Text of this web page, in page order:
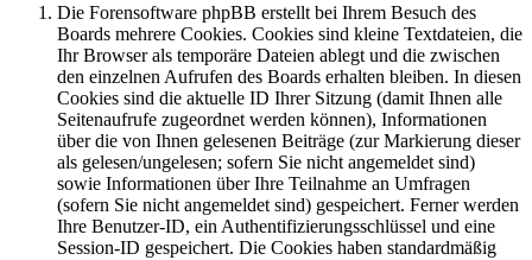
Die Forensoftware phpBB erstellt bei Ihrem Besuch des
Boards mehrere Cookies. Cookies sind kleine Textdateien, die
Ihr Browser als temporäre Dateien ablegt und die zwischen
den einzelnen Aufrufen des Boards erhalten bleiben. In diesen
Cookies sind die aktuelle ID Ihrer Sitzung (damit Ihnen alle
Seitenaufrufe zugeordnet werden können), Informationen
über die von Ihnen gelesenen Beiträge (zur Markierung dieser
als gelesen/ungelesen; sofern Sie nicht angemeldet sind)
sowie Informationen über Ihre Teilnahme an Umfragen
(sofern Sie nicht angemeldet sind) gespeichert. Ferner werden
Ihre Benutzer-ID, ein Authentifizierungsschlüssel und eine
Session-ID gespeichert. Die Cookies haben standardmäßig